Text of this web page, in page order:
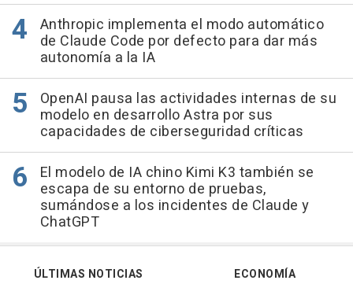
Anthropic implementa el modo automático
de Claude Code por defecto para dar más
autonomía a la IA
OpenAI pausa las actividades internas de su
modelo en desarrollo Astra por sus
capacidades de ciberseguridad críticas
El modelo de IA chino Kimi K3 también se
escapa de su entorno de pruebas,
sumándose a los incidentes de Claude y
ChatGPT
ÚLTIMAS NOTICIAS
ECONOMÍA